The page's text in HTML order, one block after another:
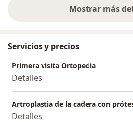
Mostrar mássobre
Servicios y precios
Primera visita Ortopedia
Detalles
Artroplastia de la cadera con
Detalles